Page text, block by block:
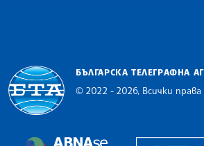
БЪЛГАРСКА ТЕЛЕГРАФНА
© 2022 - 2026, Всички права
The Assocoation of